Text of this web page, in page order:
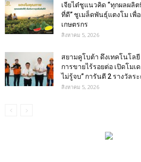
เจียไต๋ชูแนวคิด “ทุกผลผลิ
ที่ดี” ชูเมล็ดพันธุ์แตงโม เ
เกษตรกร
สิงหาคม 5, 2026
สยามคูโบต้า ดึงเทคโนโล
การขายไร้รอยต่อ เปิดโมเ
ไม่รู้จบ” การันตี 2 รางวัลร
สิงหาคม 5, 2026